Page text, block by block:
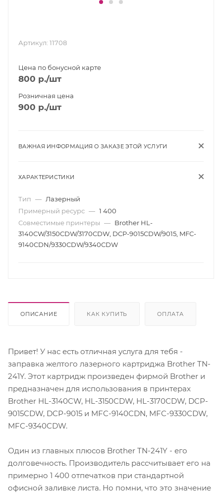
Артикул: 11708
Цена по бонусной карте
800 р./шт
Розничная цена
900 р./шт
ВАЖНАЯ ИНФОРМАЦИЯ О ЗАКАЗЕ ЭТОЙ УСЛУГИ
ХАРАКТЕРИСТИКИ
Тип — Лазерный
Примерный ресурс — 1 400
Совместимые принтеры — Brother HL-
3140CW/3150CDW/3170CDW, DCP-9015CDW/9015, MFC-
9140CDN/9330CDW/9340CDW
ОПИСАНИЕ КАК КУПИТЬ ОПЛАТА
Привет! У нас есть отличная услуга для тебя -
заправка желтого лазерного картриджа Brother TN-
241Y. Этот картридж произведен фирмой Brother и
предназначен для использования в принтерах
Brother HL-3140CW, HL-3150CDW, HL-3170CDW, DCP-
9015CDW, DCP-9015 и MFC-9140CDN, MFC-9330CDW,
MFC-9340CDW.
Один из главных плюсов Brother TN-241Y - его
долговечность. Производитель рассчитывает его на
примерно 1 400 отпечатков при стандартной
офисной заливке листа. Но помни, что это значение